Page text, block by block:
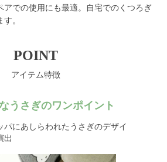
アでの使用にも最適。自宅でのくつろぎ
。
POINT
アイテム特徴
うさぎのワンポイント
パにあしらわれたうさぎのデザイ
出